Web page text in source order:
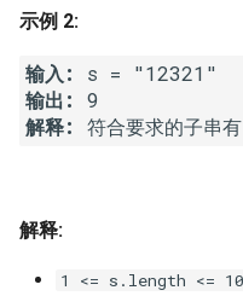
14.1. 剪绳子
15. 二进制中 1 的个数
16. 数值的整数次方
11. 和 1 个数相同的子数组
13. 二维子矩阵的和
14. 字符串中的变位词
2.3. 删除中间节点
2.5. 链表求和
2.6. 回文链表
示例 2:
输入:
输出:
解释:
解释:
1 <= s.length <=